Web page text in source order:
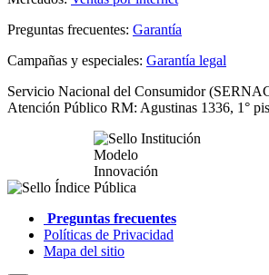
Preguntas frecuentes: Garantía
Campañas y especiales: Garantía legal
Servicio Nacional del Consumidor
Atención Público RM: Agustinas 1336, 1°
Preguntas frecuentes
Políticas de Privacidad
Mapa del sitio